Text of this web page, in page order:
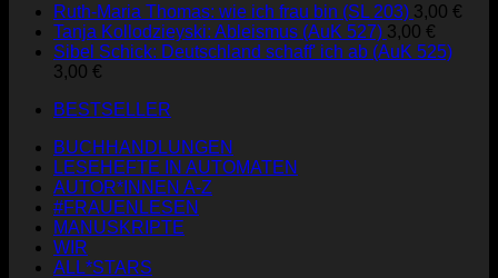
Ruth-Maria Thomas: wie ich frau bin (SL 203) 3,00 €
Tanja Kollodzieyski: Ableismus (AuK 527) 3,00 €
Sibel Schick: Deutschland schaff' ich ab (AuK 525)
3,00 €
BESTSELLER
BUCHHANDLUNGEN
LESEHEFTE IN AUTOMATEN
AUTOR*INNEN A-Z
#FRAUENLESEN
MANUSKRIPTE
WIR
ALL*STARS